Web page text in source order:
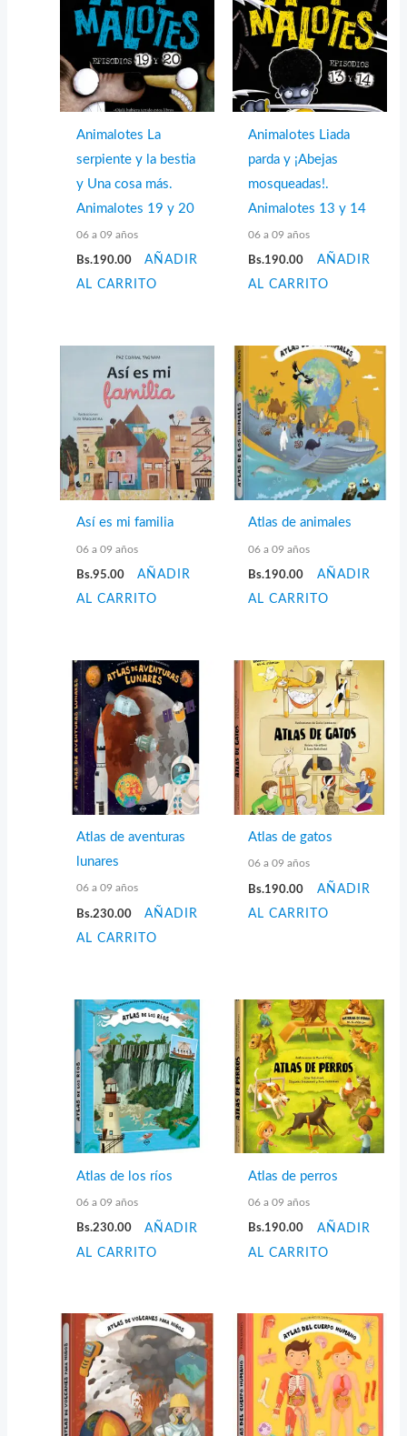
Animalotes La
serpiente y la bestia
y Una cosa más.
Animalotes 19 y 20
06 a 09 años
Bs.190.00
AÑADIR
AL CARRITO
Animalotes Liada
parda y ¡Abejas
mosqueadas!.
Animalotes 13 y 14
06 a 09 años
Bs.190.00
AÑADIR
AL CARRITO
Así es mi familia
06 a 09 años
Bs.95.00
AÑADIR
AL CARRITO
Atlas de animales
06 a 09 años
Bs.190.00
AÑADIR
AL CARRITO
Atlas de aventuras
lunares
06 a 09 años
Bs.230.00
AÑADIR
AL CARRITO
Atlas de gatos
06 a 09 años
Bs.190.00
AÑADIR
AL CARRITO
Atlas de los ríos
06 a 09 años
Bs.230.00
AÑADIR
AL CARRITO
Atlas de perros
06 a 09 años
Bs.190.00
AÑADIR
AL CARRITO